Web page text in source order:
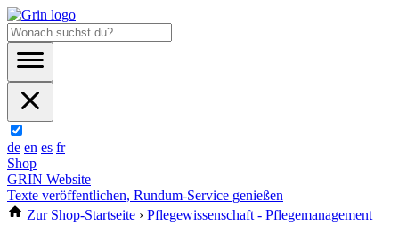
de en es fr
Shop
GRIN Website
Texte veröffentlichen, Rundum-Service genießen
Zur Shop-Startseite › Pflegewissenschaft - Pflegemanagement